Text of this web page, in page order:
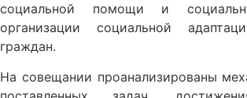
социальной помощи и
организации социальной
граждан.
На совещании проанализированы